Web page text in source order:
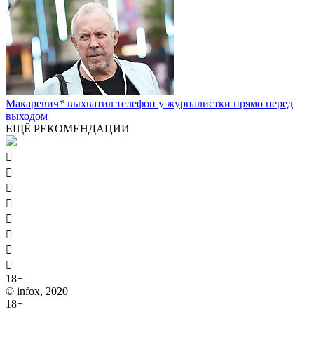
Макаревич* выхватил телефон у журналистки прямо перед
выходом
ЕЩЁ РЕКОМЕНДАЦИИ








18+
© infox, 2020
18+